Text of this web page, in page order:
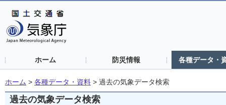
ホーム 防災情報 各種データ・
ホーム > 各種データ・資料 > 過去の気象データ検索
過去の気象データ検索